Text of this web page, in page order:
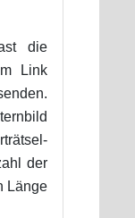
die
Link
der
Länge